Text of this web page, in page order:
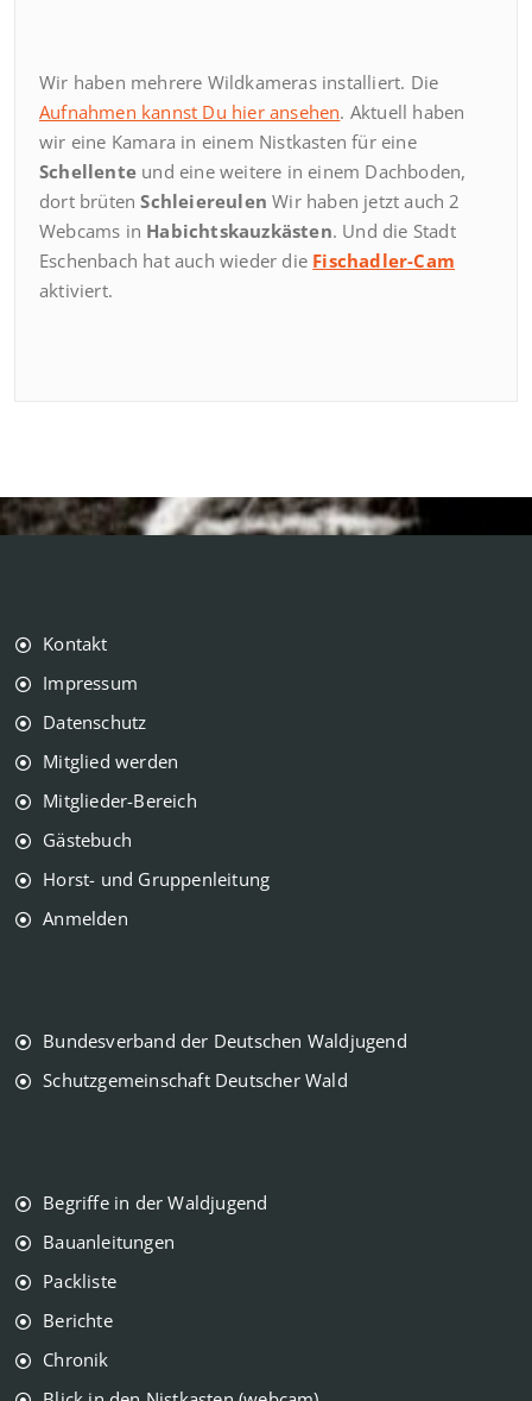
Wir haben mehrere Wildkameras installiert. Die
Aufnahmen kannst Du hier ansehen. Aktuell haben
wir eine Kamara in einem Nistkasten für eine
Schellente und eine weitere in einem Dachboden,
dort brütenSchleiereulen Wir haben jetzt auch 2
Webcams in Habichtskauzkästen. Und die Stadt
Eschenbach hat auch wieder die Fischadler-Cam
aktiviert.
Kontakt
Impressum
Datenschutz
Mitglied werden
Mitglieder-Bereich
Gästebuch
Horst- und Gruppenleitung
Anmelden
Bundesverband der Deutschen Waldjugend
Schutzgemeinschaft Deutscher Wald
Begriffe in der Waldjugend
Bauanleitungen
Packliste
Berichte
Chronik